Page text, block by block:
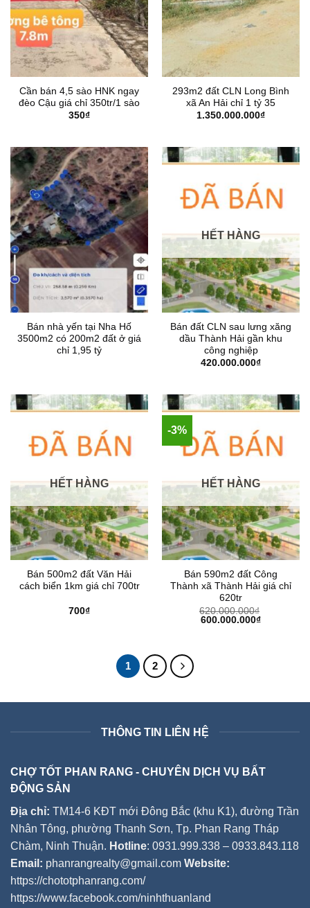
Cần bán 4,5 sào HNK ngay
đèo Cậu giá chỉ 350tr/1 sào
350₫
293m2 đất CLN Long Bình
xã An Hải chỉ 1 tỷ 35
1.350.000.000₫
Bán nhà yến tại Nha Hố
3500m2 có 200m2 đất ở giá
chỉ 1,95 tỷ
HẾT HÀNG
Bán đất CLN sau lưng xăng
dầu Thành Hải gần khu
công nghiệp
420.000.000₫
HẾT HÀNG
Bán 500m2 đất Văn Hải
cách biển 1km giá chỉ 700tr
700₫
-3%
HẾT HÀNG
Bán 590m2 đất Công
Thành xã Thành Hải giá chỉ
620tr
620.000.000₫
Giá
600.000.000₫Giá
1 2
THÔNG TIN LIÊN HỆ
CHỢ TỐT PHAN RANG - CHUYÊN DỊCH VỤ BẤT
ĐỘNG SẢN
Địa chỉ: TM14-6 KĐT mới Đông Bắc (khu K1), đường Trần
Nhân Tông, phường Thanh Sơn, Tp. Phan Rang Tháp
Chàm, Ninh Thuận. Hotline: 0931.999.338 – 0933.843.118
Email: phanrangrealty@gmail.com Website:
https://chototphanrang.com/
https://www.facebook.com/ninhthuanland